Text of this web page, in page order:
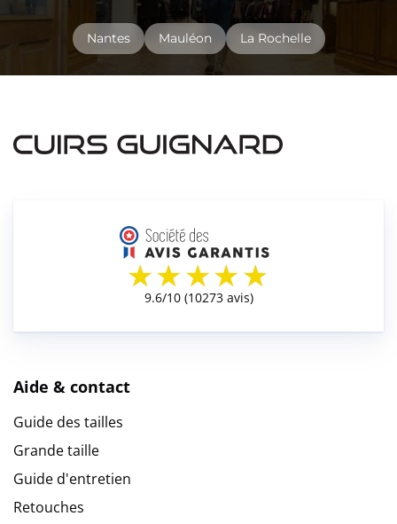
Nantes Mauléon La Rochelle
Aide & contact
Guide des tailles
Grande taille
Guide d'entretien
Retouches